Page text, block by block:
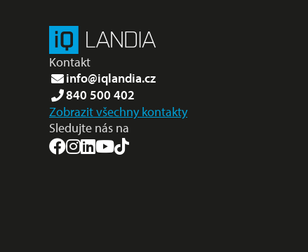
Kontakt
info@iqlandia.cz
840 500 402
Zobrazit všechny kontakty
Sledujte nás na